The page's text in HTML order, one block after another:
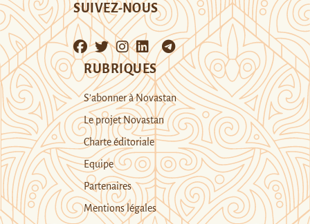
SUIVEZ-NOUS
RUBRIQUES
S’abonner à Novastan
Le projet Novastan
Charte éditoriale
Equipe
Partenaires
Mentions légales